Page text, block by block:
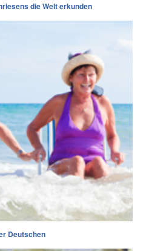
die Welt erkunden
Deutschen